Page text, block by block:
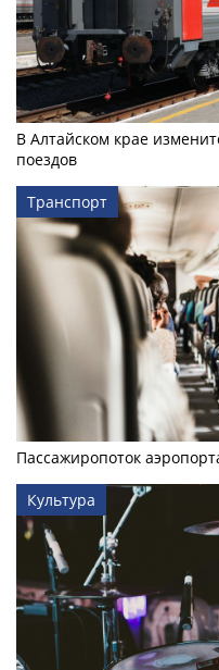
В Алтайском крае
поездов
Транспорт
Пассажиропоток
Культура